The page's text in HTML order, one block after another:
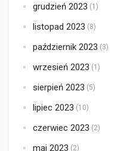
grudzień 2023 (1)
listopad 2023 (8)
październik 2023 (3)
wrzesień 2023 (1)
sierpień 2023 (5)
lipiec 2023 (10)
czerwiec 2023 (2)
maj 2023 (2)